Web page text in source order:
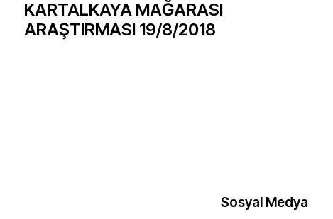
KARTALKAYA MAĞARASI
ARAŞTIRMASI 19/8/2018
Sosyal Medya